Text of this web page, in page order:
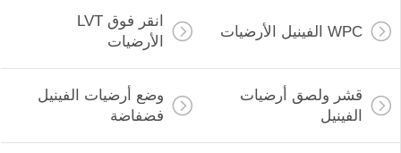
WPC الفينيل الأرضيات
انقر فوق LVT
الأرضيات
قشر ولصق أرضيات
الفينيل
وضع أرضيات الفينيل
فضفاضة